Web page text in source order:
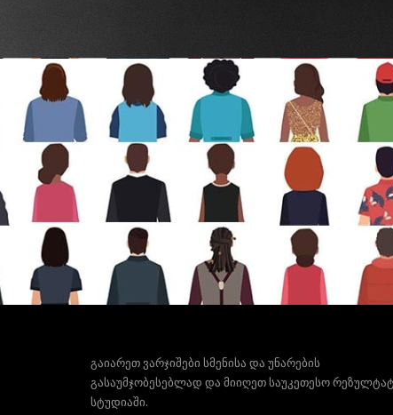
გაიარეთ ვარჯიშები სმენისა და უნარების
გასაუმჯობესებლად და მიიღეთ საუკეთესო
სტუდიაში.